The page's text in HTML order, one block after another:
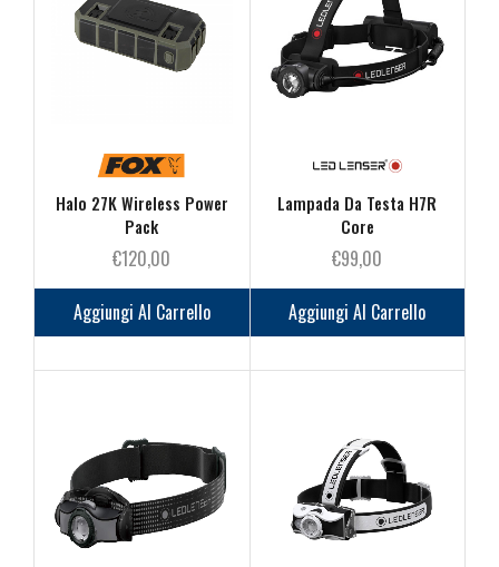
Halo 27K Wireless Power
Pack
€120,00
Aggiungi Al Carrello
Lampada Da Testa H7R
Core
€99,00
Aggiungi Al Carrello